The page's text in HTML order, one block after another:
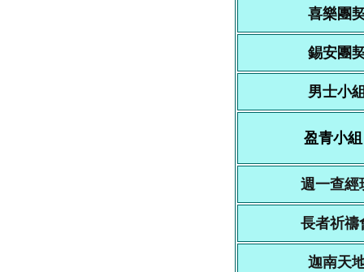
喜樂團
錫安團
男士小
盈青小組
週一查經
長者祈禱
迦南天